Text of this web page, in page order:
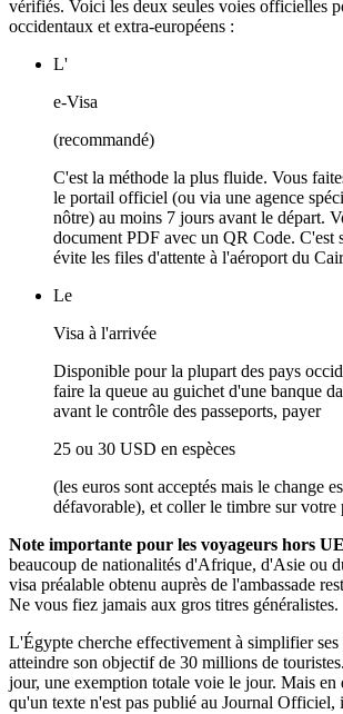
vérifiés. Voici les deux seules voies officielles
occidentaux et extra-européens :
L'
e-Visa
(recommandé)
C'est la méthode la plus fluide. Vous
le portail officiel (ou via une agence
nôtre) au moins 7 jours avant le départ.
document PDF avec un QR Code. C'est
évite les files d'attente à l'aéroport du
Le
Visa à l'arrivée
Disponible pour la plupart des pays
faire la queue au guichet d'une banque
avant le contrôle des passeports, payer
25 ou 30 USD en espèces
(les euros sont acceptés mais le change
défavorable), et coller le timbre sur votre
Note importante pour les voyageurs hors
beaucoup de nationalités d'Afrique, d'Asie ou
visa préalable obtenu auprès de l'ambassade
Ne vous fiez jamais aux gros titres généralistes.
L'Égypte cherche effectivement à simplifier ses
atteindre son objectif de 30 millions de
jour, une exemption totale voie le jour. Mais en
qu'un texte n'est pas publié au Journal Officiel,